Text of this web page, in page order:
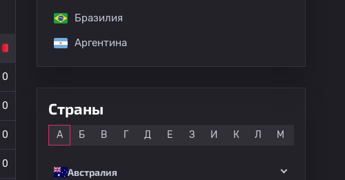
0
0
0
0
Бразилия
Аргентина
Страны
А Б В Г Д Е З И К Л М
Австралия